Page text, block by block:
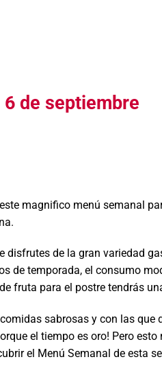
de septiembre
magnifico menú semanal
disfrutes de la gran variedad
de temporada, el consumo
fruta para el postre tendrás
sabrosas y con las
el tiempo es oro! Pero
el Menú Semanal de esta